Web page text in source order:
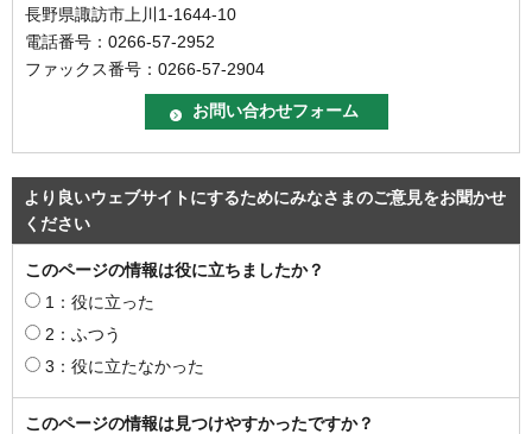
長野県諏訪市上川1-1644-10
電話番号：0266-57-2952
ファックス番号：0266-57-2904
より良いウェブサイトにするためにみなさまのご意見をお聞かせ
ください
このページの情報は役に立ちましたか？
1：役に立った
2：ふつう
3：役に立たなかった
このページの情報は見つけやすかったですか？